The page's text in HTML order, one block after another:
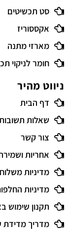
ניווט מהיר
דף הבית
שאלות
צור קשר
אחריות
מדיניות
מדיניות
תקנון שימוש
מדריך
סט תכשיטים
אקססוריז
מארזי מתנה
חומר לניקוי